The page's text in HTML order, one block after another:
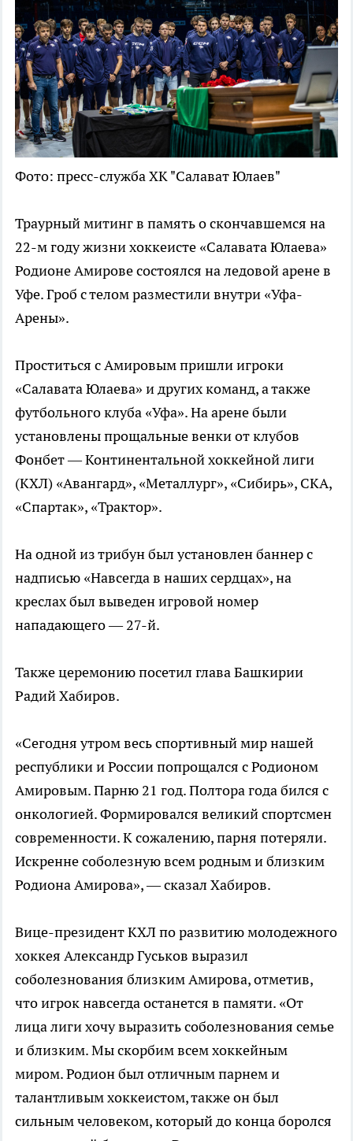
Фото: пресс-служба ХК "Салават Юлаев"
Траурный митинг в память о скончавшемся на
22-м году жизни хоккеисте «Салавата Юлаева»
Родионе Амирове состоялся на ледовой арене в
Уфе. Гроб с телом разместили внутри «Уфа-
Арены».
Проститься с Амировым пришли игроки
«Салавата Юлаева» и других команд, а также
футбольного клуба «Уфа». На арене были
установлены прощальные венки от клубов
Фонбет — Континентальной хоккейной лиги
(КХЛ) «Авангард», «Металлург», «Сибирь», СКА,
«Спартак», «Трактор».
На одной из трибун был установлен баннер с
надписью «Навсегда в наших сердцах», на
креслах был выведен игровой номер
нападающего — 27-й.
Также церемонию посетил глава Башкирии
Радий Хабиров.
«Сегодня утром весь спортивный мир нашей
республики и России попрощался с Родионом
Амировым. Парню 21 год. Полтора года бился с
онкологией. Формировался великий спортсмен
современности. К сожалению, парня потеряли.
Искренне соболезную всем родным и близким
Родиона Амирова», — сказал Хабиров.
Вице-президент КХЛ по развитию молодежного
хоккея Александр Гуськов выразил
соболезнования близким Амирова, отметив,
что игрок навсегда останется в памяти. «От
лица лиги хочу выразить соболезнования семье
и близким. Мы скорбим всем хоккейным
миром. Родион был отличным парнем и
талантливым хоккеистом, также он был
сильным человеком, который до конца боролся